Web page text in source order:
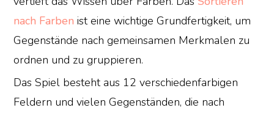
nach Farben ist eine wichtige Grundfertigkeit, um
Gegenstände nach gemeinsamen Merkmalen zu
ordnen und zu gruppieren.
Das Spiel besteht aus 12 verschiedenfarbigen
Feldern und vielen Gegenständen, die nach